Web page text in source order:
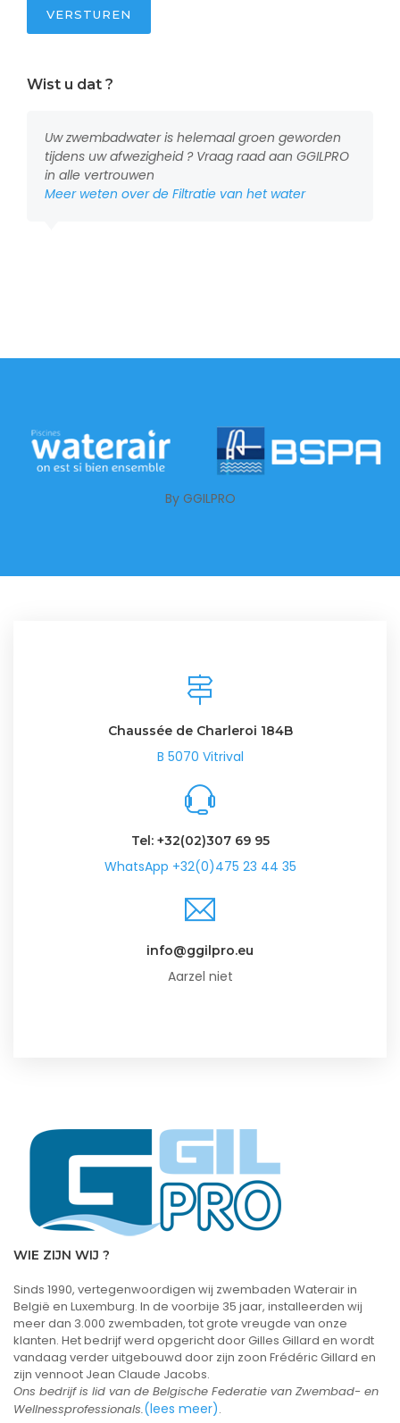
VERSTUREN
Wist u dat ?
Uw zwembadwater is helemaal groen geworden
tijdens uw afwezigheid ? Vraag raad aan GGILPRO
in alle vertrouwen
Meer weten over de Filtratie van het water
By GGILPRO
Chaussée de Charleroi 184B
B 5070 Vitrival
Tel: +32(02)307 69 95
WhatsApp +32(0)475 23 44 35
info@ggilpro.eu
Aarzel niet
WIE ZIJN WIJ ?
Sinds 1990, vertegenwoordigen wij zwembaden Waterair in
België en Luxemburg. In de voorbije 35 jaar, installeerden wij
meer dan 3.000 zwembaden, tot grote vreugde van onze
klanten. Het bedrijf werd opgericht door Gilles Gillard en wordt
vandaag verder uitgebouwd door zijn zoon Frédéric Gillard en
zijn vennoot Jean Claude Jacobs.
Ons bedrijf is lid van de Belgische Federatie van Zwembad- en
Wellnessprofessionals.(lees meer).